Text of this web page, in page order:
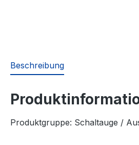
Beschreibung
Produktgruppe: Schaltauge /